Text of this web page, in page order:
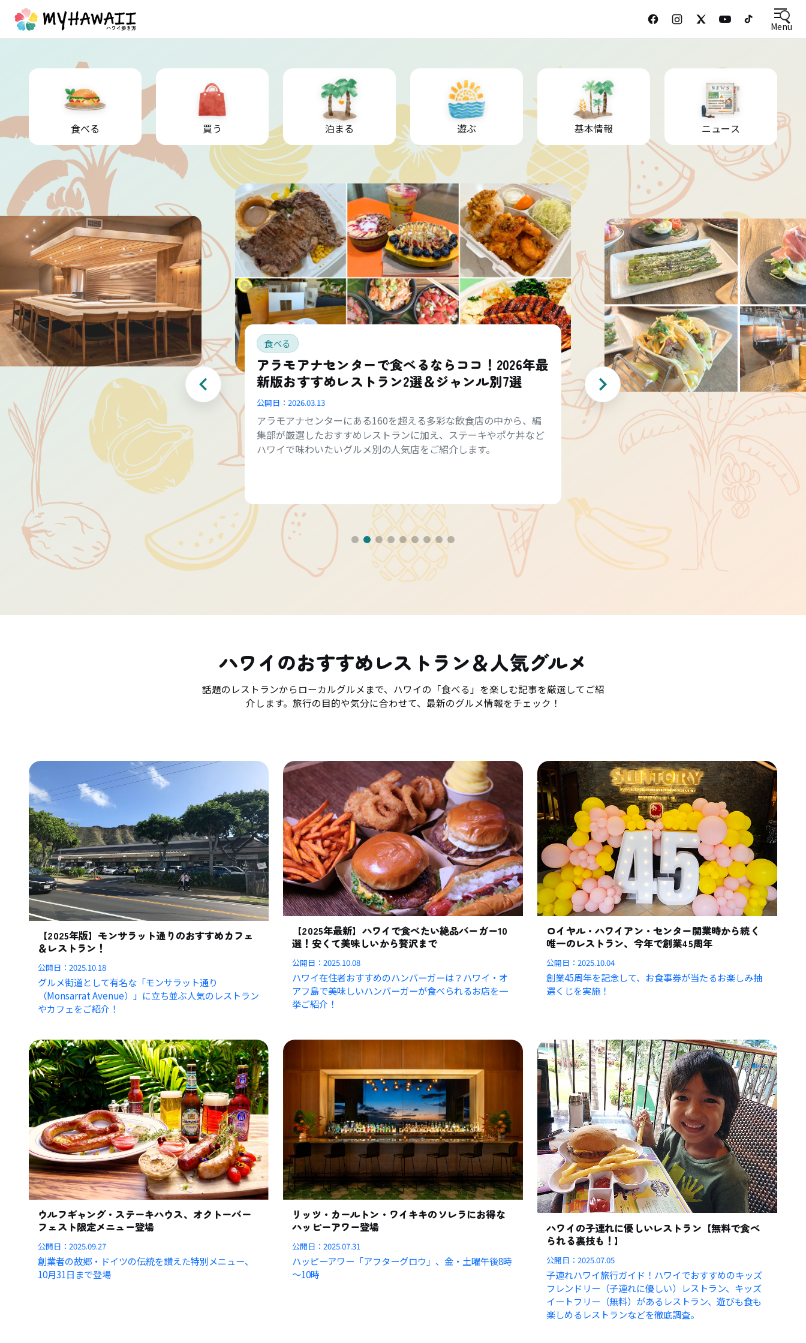
Menu
食べる 買う 泊まる 遊ぶ 基本情報 ニュース
食べる
アラモアナセンターで食べるならココ！2026年最
新版おすすめレストラン2選＆ジャンル別7選
公開日： 2026.03.13
アラモアナセンターにある160を超える多彩な飲食店の中から、編
集部が厳選したおすすめレストランに加え、ステーキやポケ丼など
ハワイで味わいたいグルメ別の人気店をご紹介します。
ハワイのおすすめレストラン＆人気グルメ
話題のレストランからローカルグルメまで、ハワイの「食べる」を楽しむ記事を厳選してご紹
介します。旅行の目的や気分に合わせて、最新のグルメ情報をチェック！
【2025年版】モンサラット通りのおすすめカフェ
＆レストラン！
公開日：2025.10.18
グルメ街道として有名な「モンサラット通り
（Monsarrat Avenue）」に立ち並ぶ人気のレストラン
やカフェをご紹介！
【2025年最新】ハワイで食べたい絶品バーガー10
選！安くて美味しいから贅沢まで
公開日：2025.10.08
ハワイ在住者おすすめのハンバーガーは？ハワイ・オ
アフ島で美味しいハンバーガーが食べられるお店を一
挙ご紹介！
ロイヤル・ハワイアン・センター開業時から続く
唯一のレストラン、今年で創業45周年
公開日：2025.10.04
創業45周年を記念して、お食事券が当たるお楽しみ抽
選くじを実施！
ウルフギャング・ステーキハウス、オクトーバー
フェスト限定メニュー登場
公開日：2025.09.27
創業者の故郷・ドイツの伝統を讃えた特別メニュー、
10月31日まで登場
リッツ・カールトン・ワイキキのソレラにお得な
ハッピーアワー登場
公開日：2025.07.31
ハッピーアワー「アフターグロウ」、金・土曜午後8時
～10時
ハワイの子連れに優しいレストラン【無料で食べ
られる裏技も！】
公開日：2025.07.05
子連れハワイ旅行ガイド！ハワイでおすすめのキッズ
フレンドリー（子連れに優しい）レストラン、キッズ
イートフリー（無料）があるレストラン、遊びも食も
楽しめるレストランなどを徹底調査。